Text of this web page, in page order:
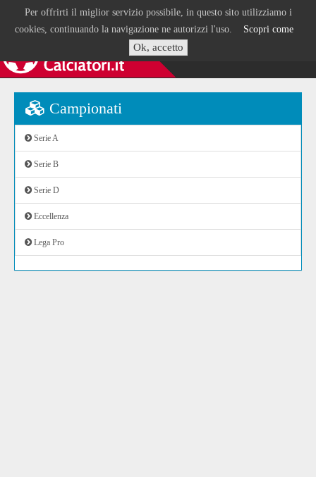
Per offrirti il miglior servizio possibile, in questo sito utilizziamo i
cookies, continuando la navigazione ne autorizzi l'uso. Scopri come
Ok, accetto
Campionati
Serie A
Serie B
Serie D
Eccellenza
Lega Pro